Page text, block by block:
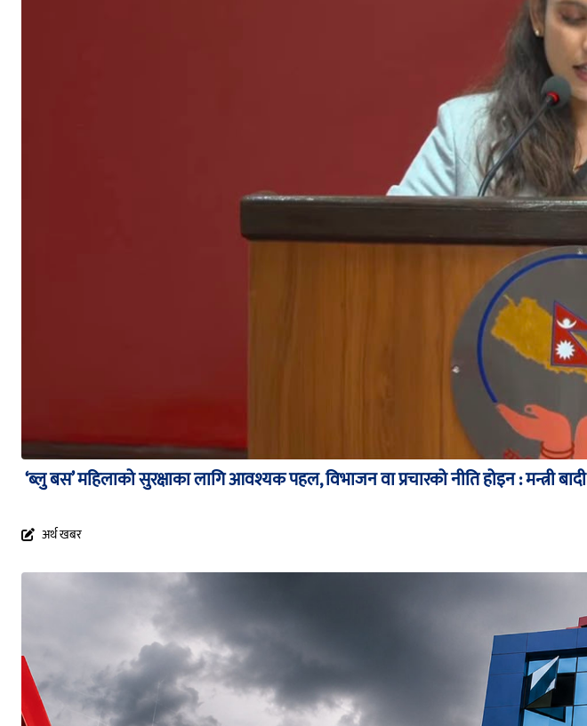
‘ब्लु बस’ महिलाको सुरक्षाका लागि आवश्यक पहल, विभाजन वा प्रचारको नीति होइन : मन्त्री बादी
अर्थ खबर